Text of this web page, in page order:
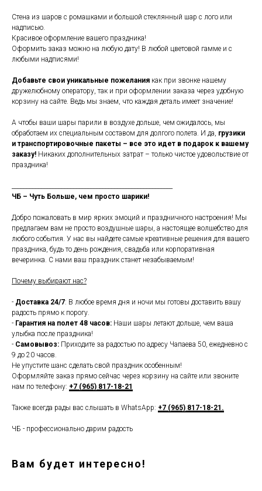
Стена из шаров с ромашками и большой стеклянный шар с лого или
надписью.
Красивое оформление вашего праздника!
Оформить заказ можно на любую дату! В любой цветовой гамме и с
любыми надписями!
Добавьте свои уникальные пожелания как при звонке нашему
дружелюбному оператору, так и при оформлении заказа через удобную
корзину на сайте. Ведь мы знаем, что каждая деталь имеет значение!
А чтобы ваши шары парили в воздухе дольше, чем ожидалось, мы
обработаем их специальным составом для долгого полета. И да, грузики
и транспортировочные пакеты – все это идет в подарок к вашему
заказу! Никаких дополнительных затрат – только чистое удовольствие от
праздника!
ЧБ – Чуть Больше, чем просто шарики!
Добро пожаловать в мир ярких эмоций и праздничного настроения! Мы
предлагаем вам не просто воздушные шары, а настоящее волшебство для
любого события. У нас вы найдете самые креативные решения для вашего
праздника, будь то день рождения, свадьба или корпоративная
вечеринка. С нами ваш праздник станет незабываемым!
Почему выбирают нас?
- Доставка 24/7: В любое время дня и ночи мы готовы доставить вашу
радость прямо к порогу.
- Гарантия на полет 48 часов: Наши шары летают дольше, чем ваша
улыбка после праздника!
- Самовывоз: Приходите за радостью по адресу Чапаева 50, ежедневно с
9 до 20 часов.
Не упустите шанс сделать свой праздник особенным!
Оформляйте заказ прямо сейчас через корзину на сайте или звоните
нам по телефону: +7 (965) 817-18-21
Также всегда рады вас слышать в WhatsApp: +7 (965) 817-18-21.
ЧБ - профессионально дарим радость
Вам будет интересно!